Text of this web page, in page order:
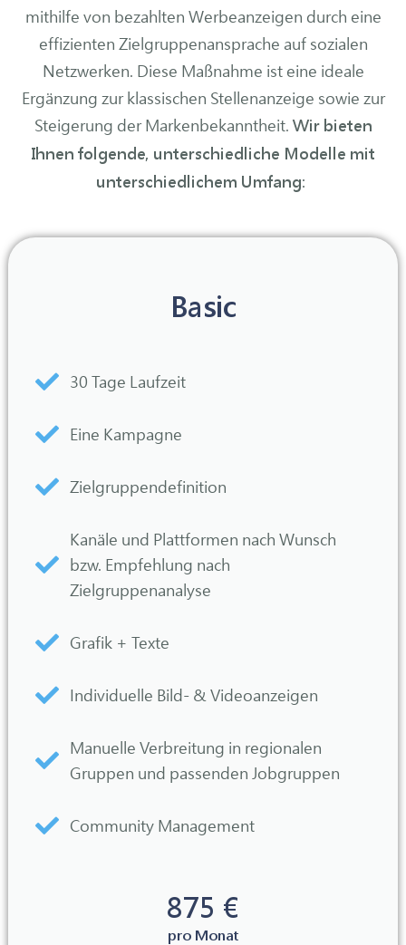
mithilfe von bezahlten Werbeanzeigen durch eine
effizienten Zielgruppenansprache auf sozialen
Netzwerken. Diese Maßnahme ist eine ideale
Ergänzung zur klassischen Stellenanzeige sowie zur
Steigerung der Markenbekanntheit. Wir bieten
Ihnen folgende, unterschiedliche Modelle mit
unterschiedlichem Umfang:
Basic
30 Tage Laufzeit
Eine Kampagne
Zielgruppendefinition
Kanäle und Plattformen nach Wunsch
bzw. Empfehlung nach
Zielgruppenanalyse
Grafik + Texte
Individuelle Bild- & Videoanzeigen
Manuelle Verbreitung in regionalen
Gruppen und passenden Jobgruppen
Community Management
875 €
pro Monat